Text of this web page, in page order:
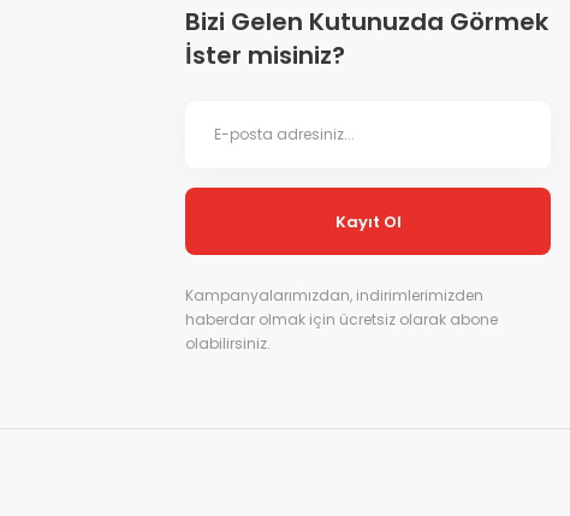
Bizi Gelen Kutunuzda Görmek
İster misiniz?
Kayıt Ol
Kampanyalarımızdan, indirimlerimizden
haberdar olmak için ücretsiz olarak abone
olabilirsiniz.